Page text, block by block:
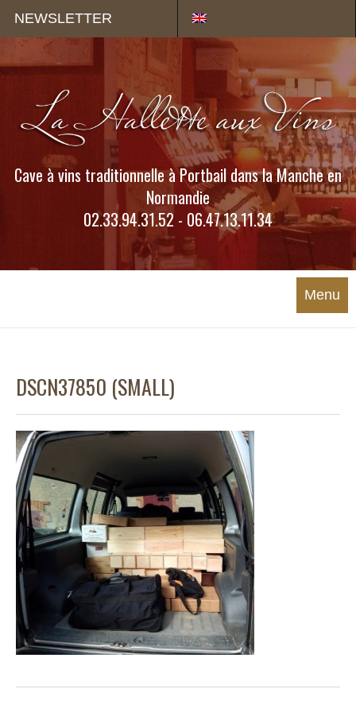
NEWSLETTER
Cave à vins traditionnelle à Portbail dans la Manche en
Normandie
02.33.94.31.52 - 06.47.13.11.34
Menu
DSCN37850 (SMALL)
Panneau de gestion des cookies